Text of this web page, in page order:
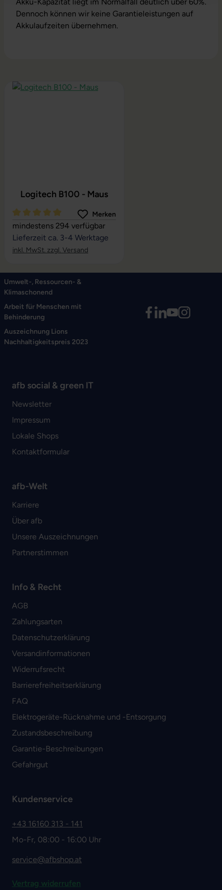
Akku-Kapazität liegt im Normalfall deutlich über 60%.
Dennoch können wir keine Garantieleistungen auf
Akkulaufzeiten übernehmen.
Produktgalerie überspringen
Logitech B100 - Maus
Durchschnittliche Bewertung von 5 von 5 Sternen
Merken
mindestens 294 verfügbar
Lieferzeit ca. 3-4 Werktage
inkl. MwSt. zzgl. Versand
Umwelt-, Ressourcen- &
Klimaschonend
Arbeit für Menschen mit
Behinderung
Auszeichnung Lions
Nachhaltigkeitspreis 2023
afb social & green IT
Newsletter
Impressum
Lokale Shops
Kontaktformular
afb-Welt
Karriere
Über afb
Unsere Auszeichnungen
Partnerstimmen
Info & Recht
AGB
Zahlungsarten
Datenschutzerklärung
Versandinformationen
Widerrufsrecht
Barrierefreiheitserklärung
FAQ
Elektrogeräte-Rücknahme und -Entsorgung
Zustandsbeschreibung
Garantie-Beschreibungen
Gefahrgut
Kundenservice
+43 16160 313 - 141
Mo-Fr, 08:00 - 16:00 Uhr
service@afbshop.at
Vertrag widerrufen